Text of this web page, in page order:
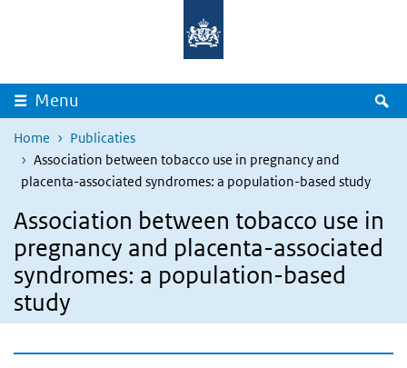
Overslaan en naar de inhoud gaan
Menu
Home
Publicaties
Association between tobacco use in pregnancy and
placenta-associated syndromes: a population-based study
Association between tobacco use in
pregnancy and placenta-associated
syndromes: a population-based
study